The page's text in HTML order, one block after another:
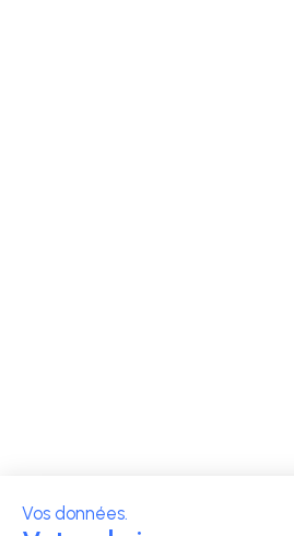
Vos données.